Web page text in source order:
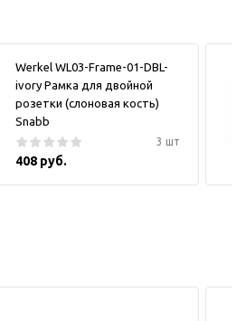
Werkel WL03-Frame-01-DBL-
ivory Рамка для двойной
розетки (слоновая кость)
Snabb
3 шт
408 руб.